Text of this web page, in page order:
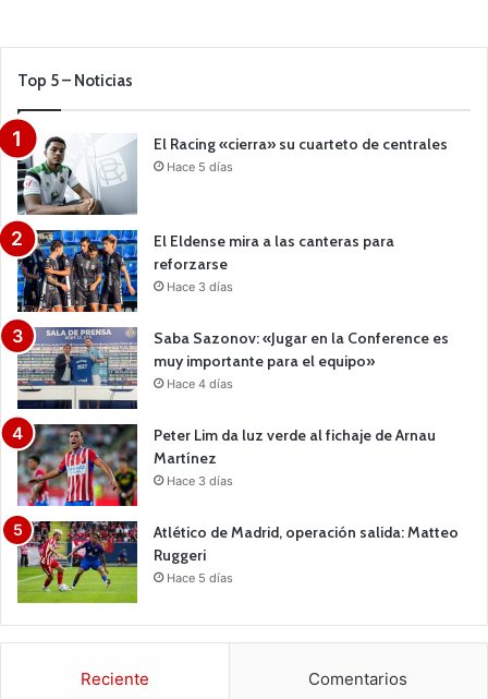
Top 5 – Noticias
El Racing «cierra» su cuarteto de centrales
Hace 5 días
El Eldense mira a las canteras para
reforzarse
Hace 3 días
Saba Sazonov: «Jugar en la Conference es
muy importante para el equipo»
Hace 4 días
Peter Lim da luz verde al fichaje de Arnau
Martínez
Hace 3 días
Atlético de Madrid, operación salida: Matteo
Ruggeri
Hace 5 días
Reciente Comentarios